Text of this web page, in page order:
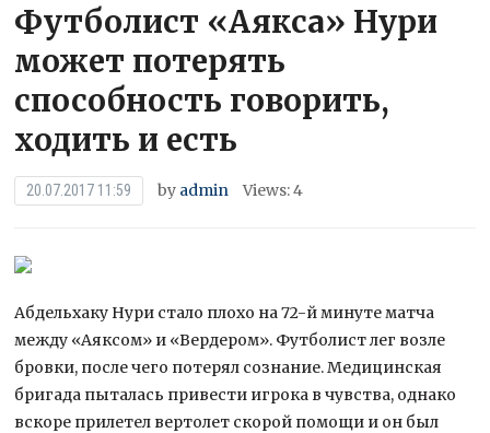
Футболист «Аякса» Нури
может потерять
способность говорить,
ходить и есть
20.07.2017 11:59 by admin Views: 4
Абдельхаку Нури стало плохо на 72-й минуте матча
между «Аяксом» и «Вердером». Футболист лег возле
бровки, после чего потерял сознание. Медицинская
бригада пыталась привести игрока в чувства, однако
вскоре прилетел вертолет скорой помощи и он был